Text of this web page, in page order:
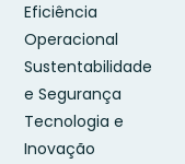
Eficiência
Operacional
Sustentabilidade
e Segurança
Tecnologia e
Inovação